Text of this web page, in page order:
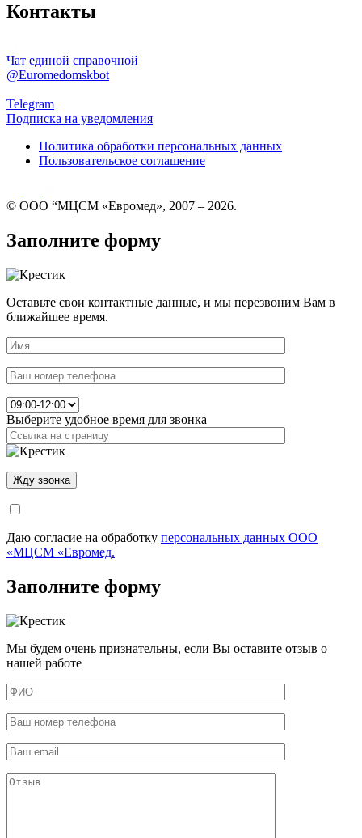
Контакты
Чат единой справочной
@Euromedomskbot
Telegram
Подписка на уведомления
Политика обработки персональных данных
Пользовательское соглашение
© ООО “МЦСМ «Евромед», 2007 – 2026.
Заполните форму
Оставьте свои контактные данные, и мы перезвоним Вам в
ближайшее время.
Выберите удобное время для звонка
Даю согласие на обработку персональных данных ООО
«МЦСМ «Евромед.
Заполните форму
Мы будем очень признательны, если Вы оставите отзыв о
нашей работе